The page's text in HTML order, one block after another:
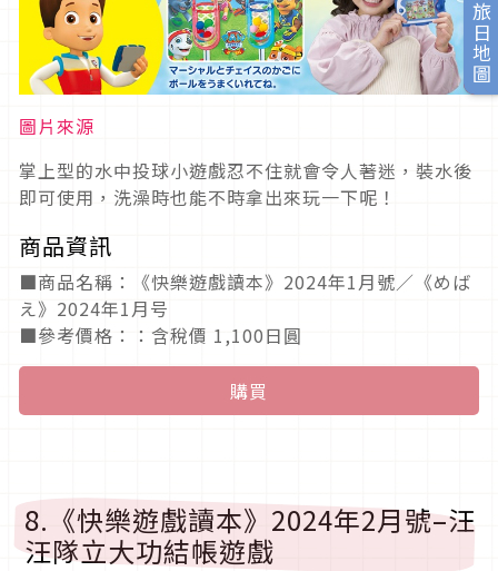
旅日地圖
圖片來源
掌上型的水中投球小遊戲忍不住就會令人著迷，裝水後
即可使用，洗澡時也能不時拿出來玩一下呢！
商品資訊
■商品名稱：《快樂遊戲讀本》2024年1月號／《めば
え》2024年1月号
■參考價格：：含稅價 1,100日圓
購買
8.《快樂遊戲讀本》2024年2月號–汪
汪隊立大功結帳遊戲